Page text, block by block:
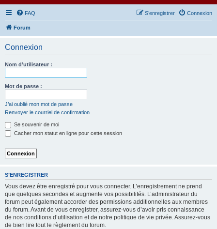
FAQ Connexion
S’enregistrer
Forum
Connexion
Nom d’utilisateur :
Mot de passe :
J’ai oublié mon mot de passe
Renvoyer le courriel de confirmation
Se souvenir de moi
Cacher mon statut en ligne pour cette session
S’ENREGISTRER
Vous devez être enregistré pour vous connecter. L’enregistrement ne prend
que quelques secondes et augmente vos possibilités. L’administrateur du
forum peut également accorder des permissions additionnelles aux membres
du forum. Avant de vous enregistrer, assurez-vous d’avoir pris connaissance
de nos conditions d’utilisation et de notre politique de vie privée. Assurez-vous
de bien lire tout le règlement du forum.